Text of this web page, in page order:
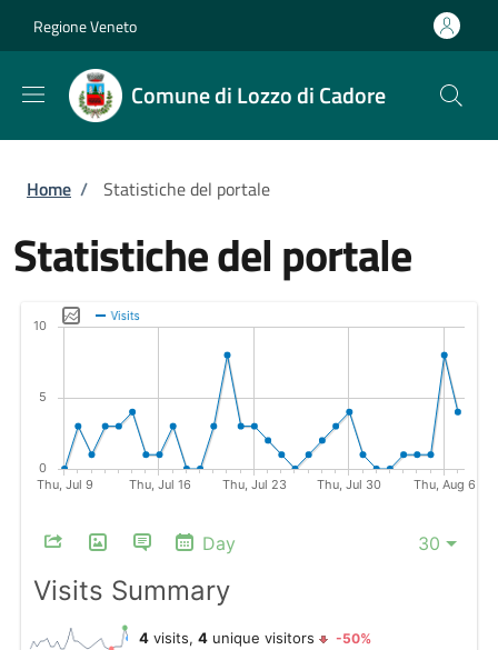
Regione Veneto
Comune di Lozzo di Cadore
Briciole di pane
Home / Statistiche del portale
Statistiche del portale